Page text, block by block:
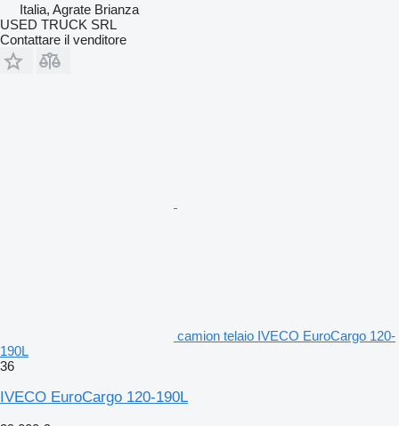
Italia, Agrate Brianza
USED TRUCK SRL
Contattare il venditore
camion telaio IVECO EuroCargo 120-
190L
36
IVECO EuroCargo 120-190L